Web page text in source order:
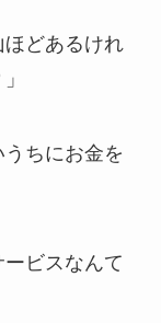
ほどあるけれ
うちにお金を
ービスなんて